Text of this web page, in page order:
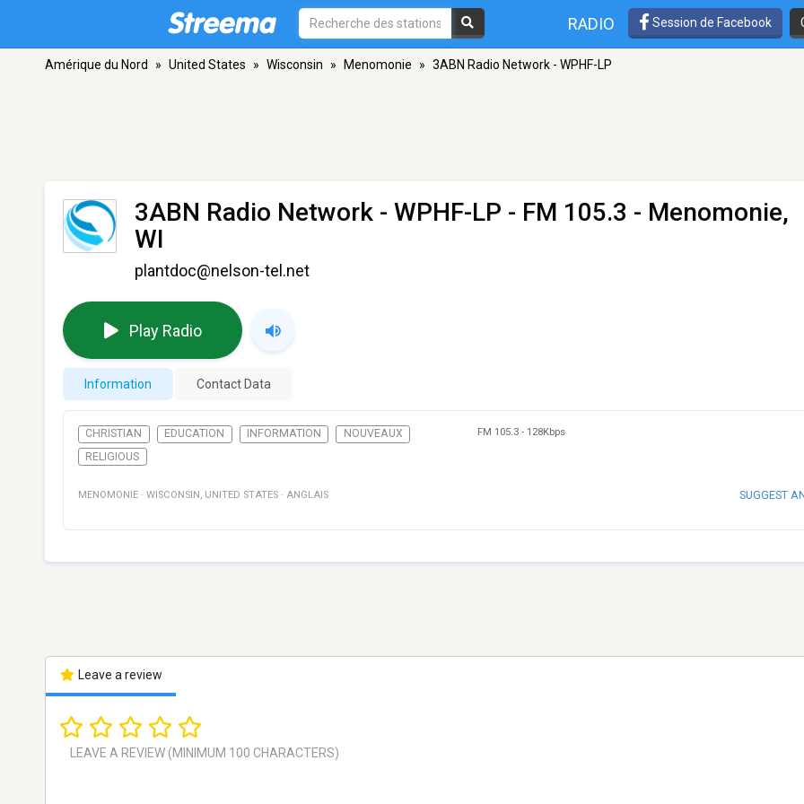
RADIO Session de Facebook
Amérique du Nord » United States » Wisconsin » Menomonie » 3ABN Radio Network - WPHF-LP
3ABN Radio Network - WPHF-LP - FM 105.3 - Menomonie,
WI
plantdoc@nelson-tel.net
Play Radio
Information Contact Data
CHRISTIAN EDUCATION INFORMATION
NOUVEAUX
RELIGIOUS
FM 105.3 - 128Kbps
MENOMONIE · WISCONSIN , UNITED STATES · ANGLAIS SUGGEST
Leave a review